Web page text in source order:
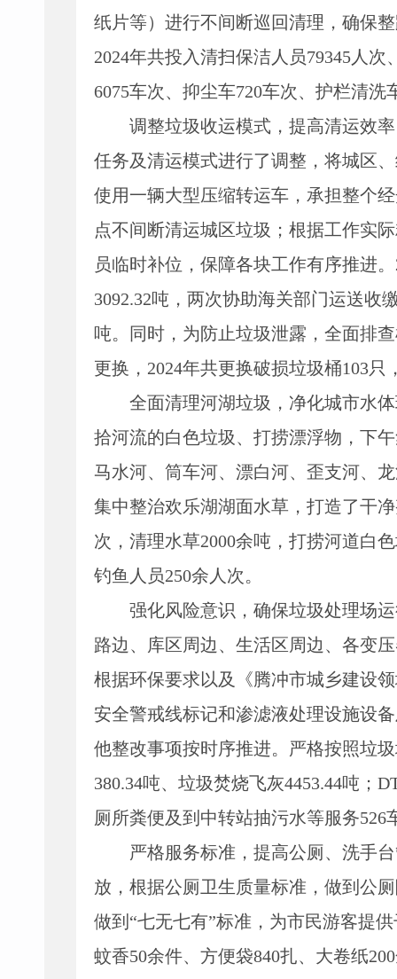
纸片等）进行不间断巡回清理，确保
2024年共投入清扫保洁人员79345人次
6075车次、抑尘车720车次、护栏清洗
调整垃圾收运模式，提高清运效
任务及清运模式进行了调整，将城区
使用一辆大型压缩转运车，承担整个
点不间断清运城区垃圾；根据工作实
员临时补位，保障各块工作有序推进
3092.32吨，两次协助海关部门运送收
吨。同时，为防止垃圾泄露，全面排
更换，2024年共更换破损垃圾桶103只
全面清理河湖垃圾，净化城市水
拾河流的白色垃圾、打捞漂浮物，下
马水河、筒车河、漂白河、歪支河、
集中整治欢乐湖湖面水草，打造了干
次，清理水草2000余吨，打捞河道白
钓鱼人员250余人次。
强化风险意识，确保垃圾处理场
路边、库区周边、生活区周边、各变
根据环保要求以及《腾冲市城乡建设
安全警戒线标记和渗滤液处理设施设
他整改事项按时序推进。 严格按照垃
380.34吨、垃圾焚烧飞灰4453.44吨；
厕所粪便及到中转站抽污水等服务526
严格服务标准，提高公厕、洗手
放，根据公厕卫生质量标准，做到公
做到“七无七有”标准，为市民游客提
蚊香50余件、方便袋840扎、大卷纸